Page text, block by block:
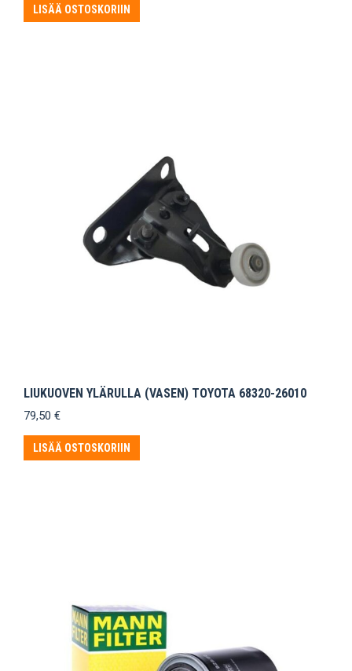
LISÄÄ OSTOSKORIIN
LIUKUOVEN YLÄRULLA (VASEN) TOYOTA 68320-26010
79,50 €
LISÄÄ OSTOSKORIIN